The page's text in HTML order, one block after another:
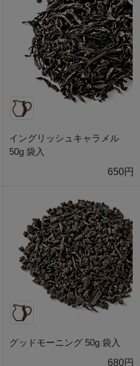
イングリッシュキャラメル
50g 袋入
650円
グッドモーニング 50g 袋入
680円